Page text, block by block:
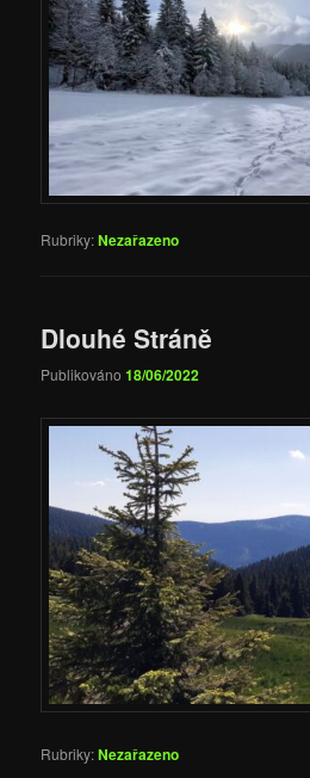
Rubriky:Nezařazeno
Dlouhé Stráně
Publikováno18/06/2022
Rubriky:Nezařazeno